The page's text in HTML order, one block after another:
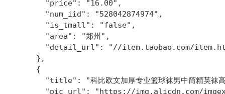
        "price": "16.00",
        "num_iid": "528042874974",
        "is_tmall": "false",
        "area": "郑州",
"detail_url": "//item.taobao.com/
      },
      {
"title": "科比欧文加厚专业篮球袜男中筒精英袜
"pic_url": "https://img.alicdn.com/